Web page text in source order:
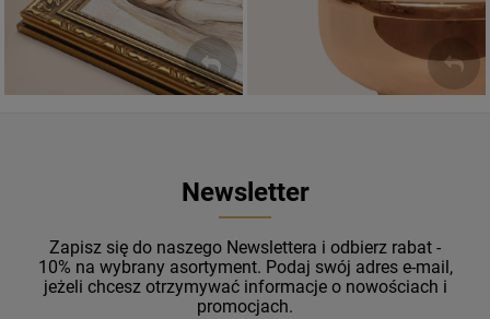
Newsletter
Zapisz się do naszego Newslettera i odbierz rabat -
10% na wybrany asortyment. Podaj swój adres e-mail,
jeżeli chcesz otrzymywać informacje o nowościach i
promocjach.